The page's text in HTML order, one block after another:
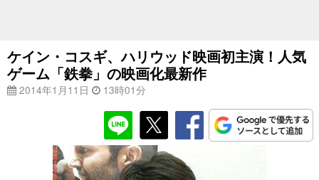
ケイン・コスギ、ハリウッド映画初主演！人気
ゲーム「鉄拳」の映画化最新作
2014年1月11日 13時01分